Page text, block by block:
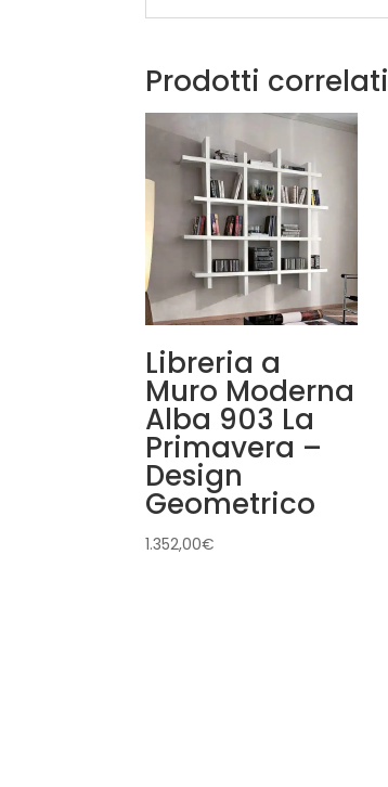
Prodotti correlati
Libreria a
Muro Moderna
Alba 903 La
Primavera –
Design
Geometrico
1.352,00€